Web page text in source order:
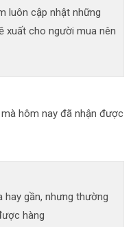
luôn cập nhật những
xuất cho người mua nên
hôm nay đã nhận được
hay gần, nhưng thường
hàng